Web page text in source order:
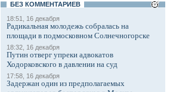
БЕЗ КОМMЕНТАРИЕВ
18:51, 16 декабря
Радикальная молодежь собралась на
площади в подмосковном Солнечногорске
18:32, 16 декабря
Путин отверг упреки адвокатов
Ходорковского в давлении на суд
17:58, 16 декабря
Задержан один из предполагаемых